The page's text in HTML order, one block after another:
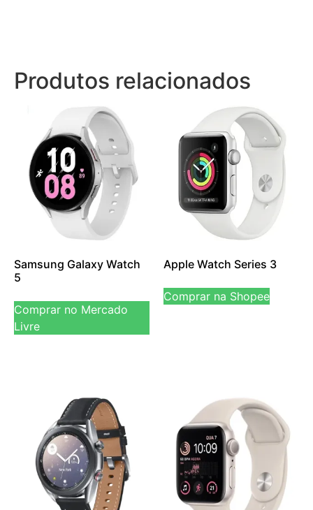
Produtos relacionados
Samsung Galaxy Watch
5
Comprar no Mercado
Livre
Apple Watch Series 3
Comprar na Shopee